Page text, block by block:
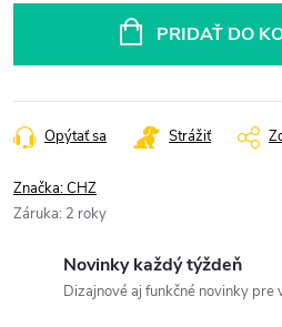
PRIDAŤ DO
Opýtať sa Strážiť
Značka:CHZ
Záruka: 2 roky
Novinky každý týždeň
Dizajnové aj funkčné novinky pre